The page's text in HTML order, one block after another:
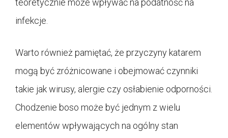
teoretycznie może wpływać na podatność na
infekcje.
Warto również pamiętać, że przyczyny katarem
mogą być zróżnicowane i obejmować czynniki
takie jak wirusy, alergie czy osłabienie odporności.
Chodzenie boso może być jednym z wielu
elementów wpływających na ogólny stan